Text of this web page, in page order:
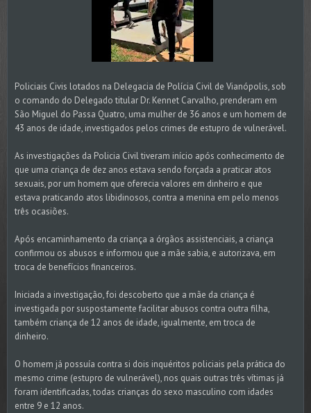
Policiais Civis lotados na Delegacia de Polícia Civil de Vianópolis, sob
o comando do Delegado titular Dr. Kennet Carvalho, prenderam em
São Miguel do Passa Quatro, uma mulher de 36 anos e um homem de
43 anos de idade, investigados pelos crimes de estupro de vulnerável.
As investigações da Policia Civil tiveram início após conhecimento de
que uma criança de dez anos estava sendo forçada a praticar atos
sexuais, por um homem que oferecia valores em dinheiro e que
estava praticando atos libidinosos, contra a menina em pelo menos
três ocasiões.
Após encaminhamento da criança a órgãos assistenciais, a criança
confirmou os abusos e informou que a mãe sabia, e autorizava, em
troca de benefícios financeiros.
Iniciada a investigação, foi descoberto que a mãe da criança é
investigada por suspostamente facilitar abusos contra outra filha,
também criança de 12 anos de idade, igualmente, em troca de
dinheiro.
O homem já possuía contra si dois inquéritos policiais pela prática do
mesmo crime (estupro de vulnerável), nos quais outras três vítimas já
foram identificadas, todas crianças do sexo masculino com idades
entre 9 e 12 anos.